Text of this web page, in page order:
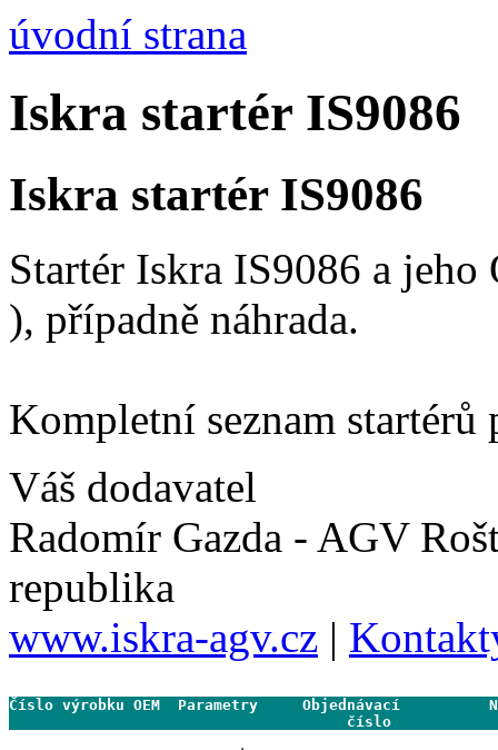
úvodní strana
Iskra startér IS9086
Iskra startér IS9086
Startér Iskra IS9086 a
), případně náhrada.
Kompletní seznam
Váš dodavatel
Radomír Gazda - AGV
republika
www.iskra-agv.cz |
Číslo výrobku OEM  Parametry